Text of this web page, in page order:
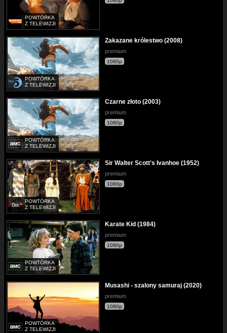
POWTÓRKA
Z TELEWIZJI
POWTÓRKA
Z TELEWIZJI
Zakazane królestwo (2008)
premium
1080p
POWTÓRKA
Z TELEWIZJI
Czarne złoto (2003)
premium
1080p
POWTÓRKA
Z TELEWIZJI
Sir Walter Scott's Ivanhoe (1952)
premium
1080p
POWTÓRKA
Z TELEWIZJI
Karate Kid (1984)
premium
1080p
POWTÓRKA
Z TELEWIZJI
Musashi - szalony samuraj (2020)
premium
1080p